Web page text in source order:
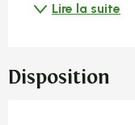
Lire la suite
Disposition